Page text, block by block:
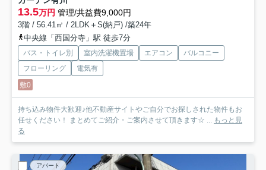
13.5万円 管理/共益費9,000円
3階 / 56.41㎡ / 2LDK＋S(納戸) /築24年
中央線「西国分寺」駅 徒歩7分
バス・トイレ別 室内洗濯機置場 エアコン
バルコニー
フローリング
電気有
敷0
持ち込み物件大歓迎♪他不動産サイトやご自分でお探しされた物件もお
任せください！ まとめてご紹介・ご案内させて頂きます☆ ...
もっと見
る
アパート